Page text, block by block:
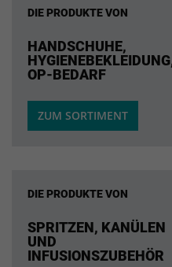
DIE PRODUKTE VON
HANDSCHUHE,
OP-BEDARF
ZUM SORTIMENT
DIE PRODUKTE VON
SPRITZEN, KANÜLEN
UND
INFUSIONSZUBEHÖR